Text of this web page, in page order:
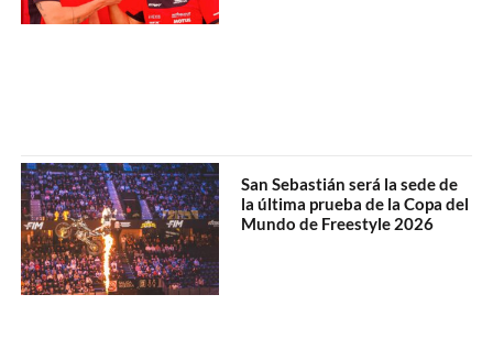
San Sebastián será la sede de
la última prueba de la Copa del
Mundo de Freestyle 2026